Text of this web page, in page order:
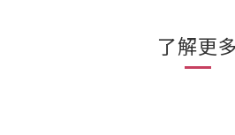
了解更多